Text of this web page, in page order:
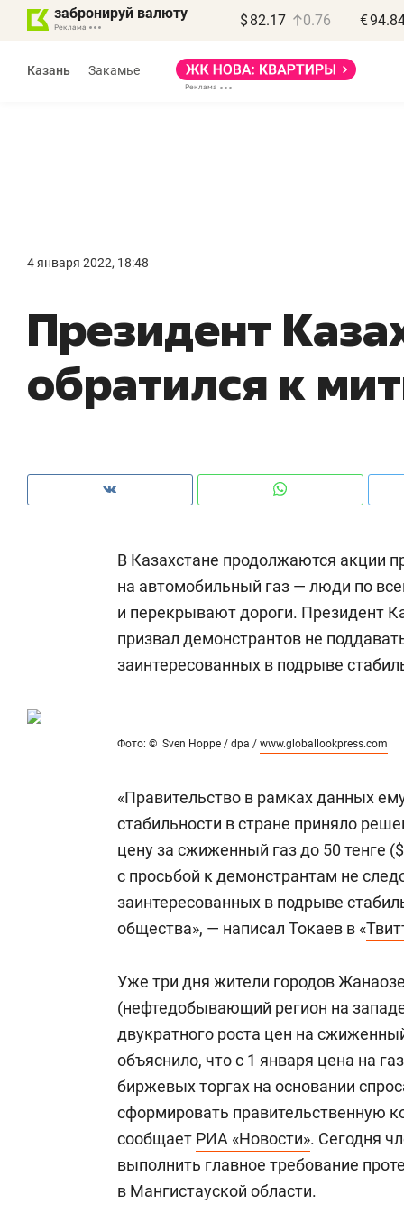
забронируй валюту $ 82.17 0.76 €
Казань Закамье
4 января 2022, 18:48
Президент
обратился к
В Казахстане продолжаются акции
на автомобильный газ — люди по
и перекрывают дороги. Президент
призвал демонстрантов не
заинтересованных в подрыве
Фото: © Sven Hoppe / dpa / www.globallookpress.com
«Правительство в рамках данных
стабильности в стране приняло
цену за сжиженный газ до 50 тенге ($
с просьбой к демонстрантам не
заинтересованных в подрыве
общества», — написал Токаев в «
Уже три дня жители городов
(нефтедобывающий регион на
двукратного роста цен на
объяснило, что с 1 января цена на
биржевых торгах на основании
сформировать правительственную
сообщает РИА «Новости». Сегодня
выполнить главное требование
в Мангистауской области.
с ментальным и физическим
состоянием как основа
в
«Гонка